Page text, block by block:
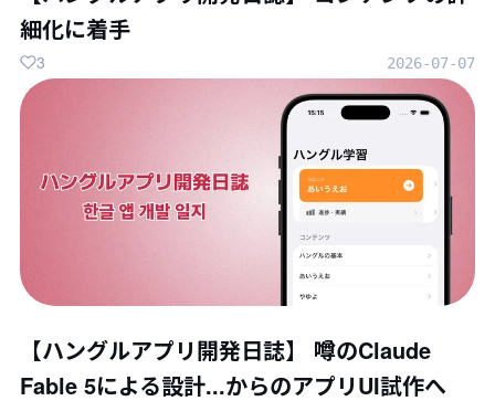
細化に着手
2026-07-07
3
【ハングルアプリ開発日誌】 噂のClaude
Fable 5による設計...からのアプリUI試作へ